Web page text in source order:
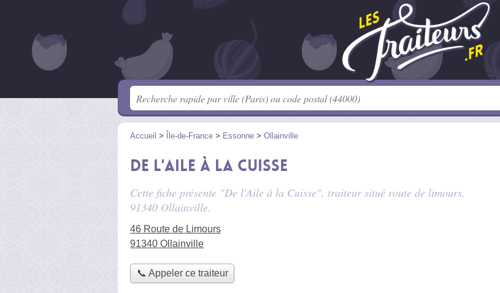
Accueil > Île-de-France > Essonne > Ollainville
De l'Aile à la Cuisse
Cette fiche présente "De l'Aile à la Cuisse", traiteur situé route de limours,
91340 Ollainville.
46 Route de Limours
91340 Ollainville
📞 Appeler ce traiteur